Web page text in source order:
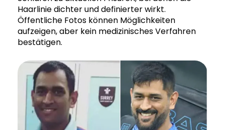
Haarlinie dichter und definierter wirkt.
Öffentliche Fotos können Möglichkeiten
aufzeigen, aber kein medizinisches Verfahren
bestätigen.